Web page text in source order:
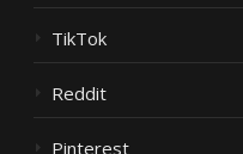
TikTok
Reddit
Pinterest